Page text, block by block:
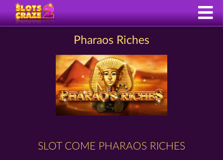
Pharaos Riches
SLOT COME PHARAOS RICHES